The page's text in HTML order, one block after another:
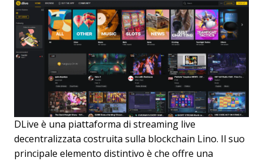
DLive è una piattaforma di streaming live
decentralizzata costruita sulla blockchain Lino. Il suo
principale elemento distintivo è che offre una